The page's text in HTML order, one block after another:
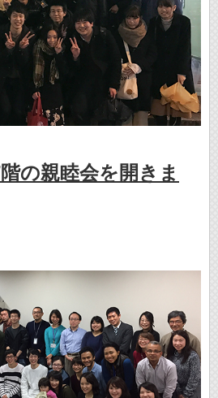
の親睦会を開きま